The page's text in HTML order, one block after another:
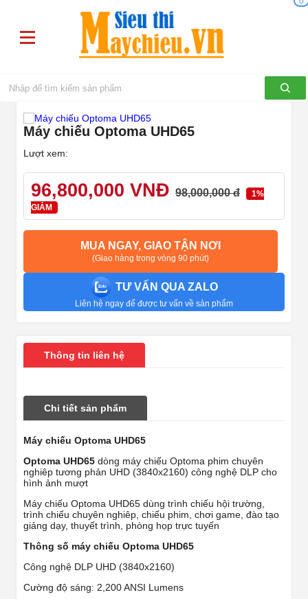
Máy chiếu Optoma UHD65
Lượt xem:
96,800,000 VNĐ 98,000,000 đ
1%
GIẢM
MUA NGAY, GIAO TẬN NƠI
(Giao hàng trong vòng 90 phút)
TƯ VẤN QUA ZALO
Liên hệ ngay để được tư vấn về sản phẩm
Thông tin liên hệ
Chi tiết sản phẩm
Máy chiếu Optoma UHD65
Optoma UHD65 dòng máy chiếu Optoma phim chuyên
nghiêp tương phản UHD (3840x2160) công nghệ DLP cho
hình ảnh mượt
Máy chiếu Optoma UHD65 dùng trình chiếu hội trường,
trình chiếu chuyên nghiêp, chiếu phim, chơi game, đào tạo
giảng dạy, thuyết trình, phòng họp trực tuyến
Thông số máy chiếu Optoma UHD65
Công nghệ DLP UHD (3840x2160)
Cường độ sáng: 2,200 ANSI Lumens